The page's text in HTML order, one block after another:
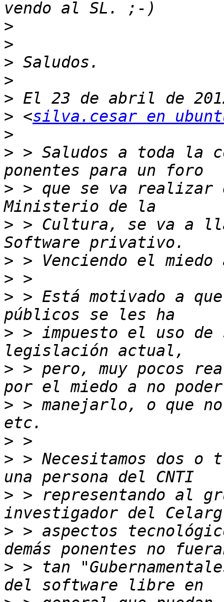
>
>
>
>
>
> <silva.cesar en
>
> > Saludos a toda la
> > que se va realizar
> > Cultura, se va a
>
>
> > Está motivado a
> > impuesto el uso
> > pero, muy pocos
> > manejarlo, o que
>
> > Necesitamos dos o
> > representando al
> > aspectos
> > tan